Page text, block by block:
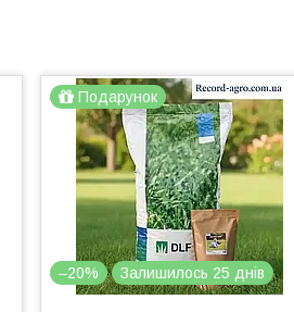
Подарунок
–20% Залишилось 25 днів